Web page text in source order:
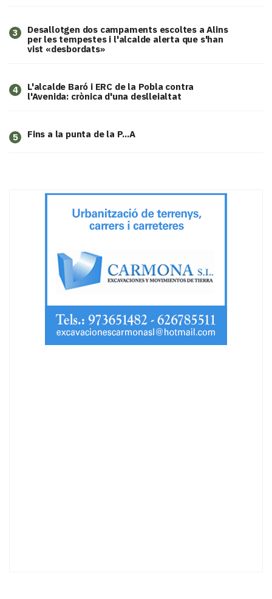
3
​Desallotgen dos campaments escoltes a Alins
per les tempestes i l'alcalde alerta que s'han
vist «desbordats»
4
L'alcalde Baró i ERC de la Pobla contra
l'Avenida: crònica d'una deslleialtat
5 Fins a la punta de la P...A